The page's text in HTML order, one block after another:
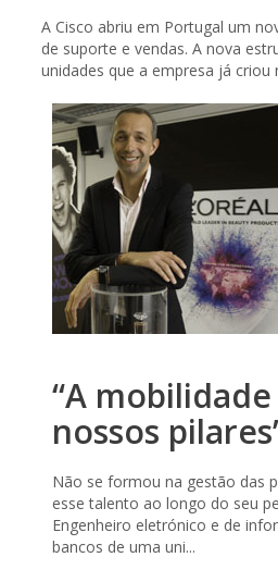
A Cisco abriu em Portugal um
de suporte e vendas. A nova
unidades que a empresa já criou
“A
nossos
Não se formou na gestão das
esse talento ao longo do seu
Engenheiro eletrónico e de
bancos de uma uni...